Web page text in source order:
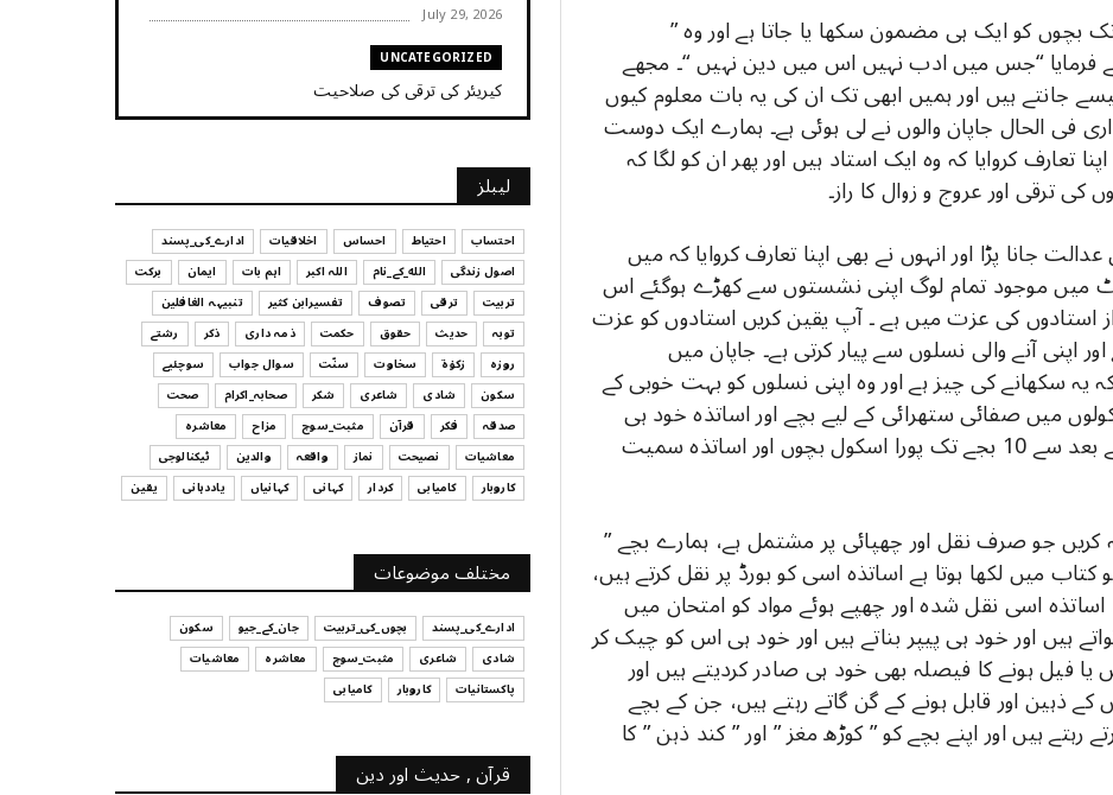
کو ایک ہی مضمون سکھا یا جاتا ہے اور وہ ”
فرمایا “جس میں ادب نہیں اس میں دین نہیں “۔ مجھے
جانتے ہیں اور ہمیں ابھی تک ان کی یہ بات معلوم کیوں
فی الحال جاپان والوں نے لی ہوئی ہے۔ ہمارے ایک دوست
تعارف کروایا کہ وہ ایک استاد ہیں اور پھر ان کو لگا کہ
کی ترقی اور عروج و زوال کا راز۔
جانا پڑا اور انہوں نے بھی اپنا تعارف کروایا کہ میں
میں موجود تمام لوگ اپنی نشستوں سے کھڑے ہوگئے اس
استادوں کی عزت میں ہے ۔ آپ یقین کریں استادوں کو عزت
اپنی آنے والی نسلوں سے پیار کرتی ہے۔ جاپان میں
یہ سکھانے کی چیز ہے اور وہ اپنی نسلوں کو بہت خوبی کے
میں صفائی ستھرائی کے لیے بچے اور اساتذہ خود ہی
اہتمام کرتے ہیں، صبح آٹھ بجے اسکول آنے کے بعد سے 10 بجے تک پورا اسکول بچوں اور اساتذہ سمیت
جو صرف نقل اور چھپائی پر مشتمل ہے، ہمارے بچے ”
میں لکھا ہوتا ہے اساتذہ اسی کو بورڈ پر نقل کرتے ہیں،
اسی نقل شدہ اور چھپے ہوئے مواد کو امتحان میں
ہیں اور خود ہی پیپر بناتے ہیں اور خود ہی اس کو چیک کر
فیل ہونے کا فیصلہ بھی خود ہی صادر کردیتے ہیں اور
کے ذہین اور قابل ہونے کے گن گاتے رہتے ہیں، جن کے بچے
ہیں اور اپنے بچے کو ” کوڑھ مغز ” اور ” کند ذہن ” کا
July 29, 2026
UNCATEGORIZED
کیریئر کی ترقی کی صلاحیت
July 29, 2026
UNCATEGORIZED
کیا آپ اپنے باس کو مؤثر طریقے سے منظم کر رہے
ہیں
July 29, 2026
UNCATEGORIZED
اس وقت آپ کا موڈ کیسا ہے؟
July 29, 2026
UNCATEGORIZED
قرض لینے اور دینے میں ہوشیاری
July 29, 2026
آپ کا فیصلہ کرنے کا انداز
July 29, 2026
لیبلز
احتساب احتیاط احساس اخلاقیات
ادارے_کی_پسند
اصول زندگی
الله_کے_نام اللہ اکبر اہم بات ایمان
برکت
تربیت
ترقی تصوف تفسیرابن کثیر
تنبیہہ الغافلین
توبہ
حدیث حقوق حکمت ذمہ داری ذکر
رشتے
روزہ
زکوٰۃ سخاوت سنّت سوال جواب
سوچئیے
سکون
شادی شاعری شکر صحابہ_اکرام
صحت
صدقہ
فکر قرآن مثبت_سوچ مزاح
معاشرہ
معاشیات
نصیحت نماز واقعہ والدین
ٹیکنالوجی
کاروبار
کامیابی کردار کہانی کہانیاں یاددہانی یقین
مختلف موضوعات
ادارے_کی_پسند بچوں_کی_تربیت جان_کے_جیو
سکون
شادی
شاعری مثبت_سوچ معاشرہ
معاشیات
پاکستانیات
کاروبار کامیابی
قرآن , حدیث اور دین